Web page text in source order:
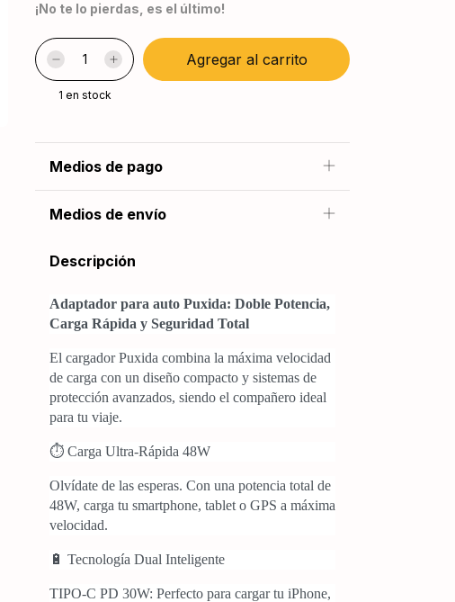
¡No te lo pierdas, es el último!
1 en stock
Medios de pago
Medios de envío
Descripción
Adaptador para auto Puxida: Doble Potencia,
Carga Rápida y Seguridad Total
El cargador Puxida combina la máxima velocidad
de carga con un diseño compacto y sistemas de
protección avanzados, siendo el compañero ideal
para tu viaje.
⏱️ Carga Ultra-Rápida 48W
Olvídate de las esperas. Con una potencia total de
48W, carga tu smartphone, tablet o GPS a máxima
velocidad.
🔋 Tecnología Dual Inteligente
TIPO-C PD 30W: Perfecto para cargar tu iPhone,